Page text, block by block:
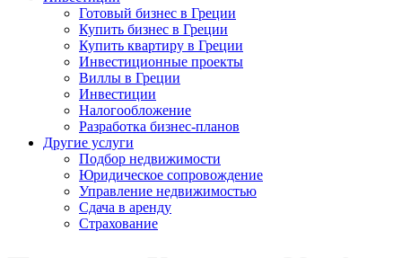
Готовый бизнес в Греции
Купить бизнес в Греции
Купить квартиру в Греции
Инвестиционные проекты
Виллы в Греции
Инвестиции
Налогообложение
Разработка бизнес-планов
Другие услуги
Подбор недвижимости
Юридическое сопровождение
Управление недвижимостью
Сдача в аренду
Страхование